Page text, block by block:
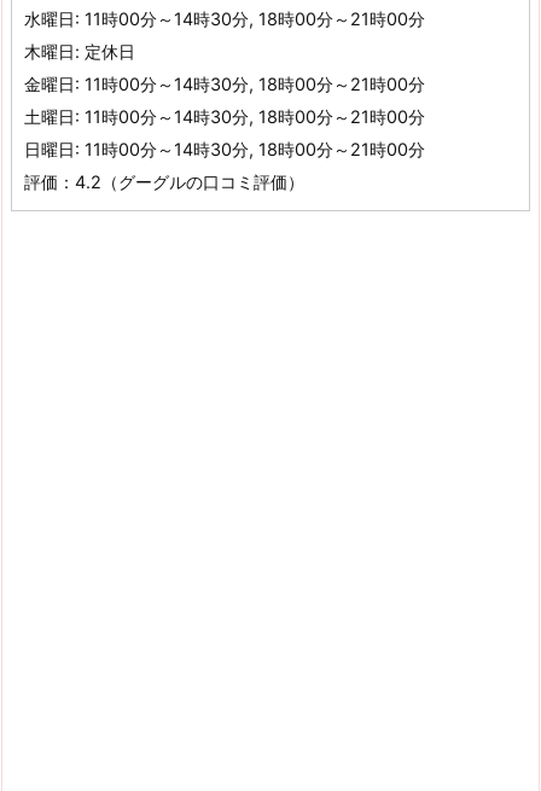
水曜日: 11時00分～14時30分, 18時00分～21時00分
木曜日: 定休日
金曜日: 11時00分～14時30分, 18時00分～21時00分
土曜日: 11時00分～14時30分, 18時00分～21時00分
日曜日: 11時00分～14時30分, 18時00分～21時00分
評価：4.2（グーグルの口コミ評価）